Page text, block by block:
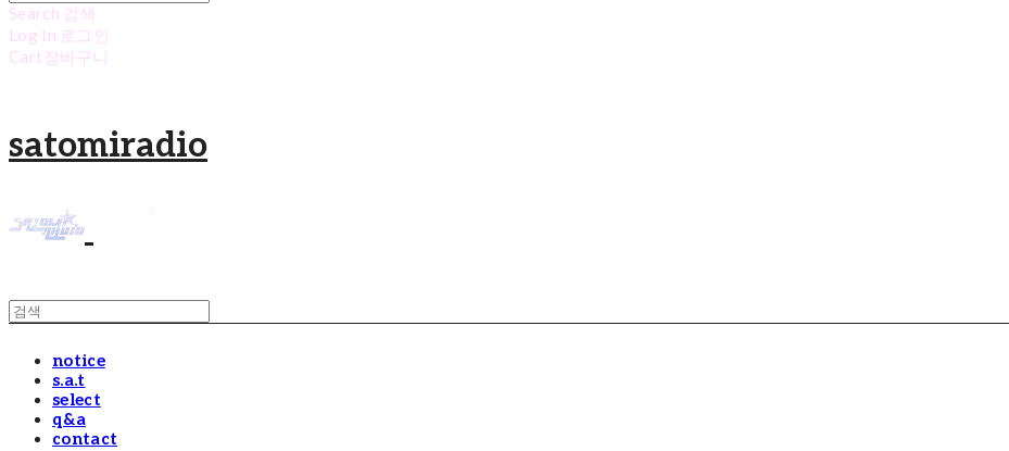
Search 검색
Log In 로그인
Cart 장바구니
satomiradio
notice
s.a.t
select
q&a
contact